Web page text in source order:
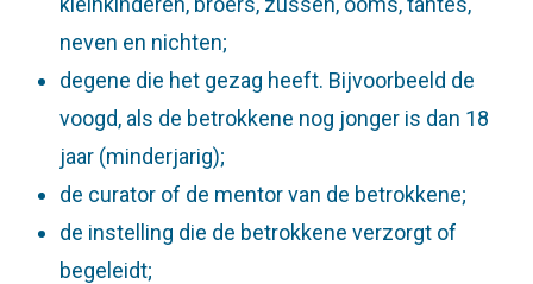
neven en nichten;
degene die het gezag heeft. Bijvoorbeeld de
voogd, als de betrokkene nog jonger is dan 18
jaar (minderjarig);
de curator of de mentor van de betrokkene;
de instelling die de betrokkene verzorgt of
begeleidt;